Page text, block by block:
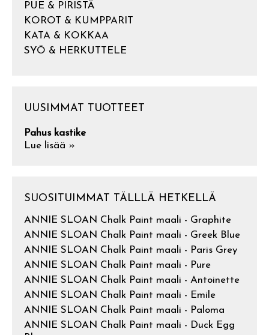
PUE & PIRISTÄ
KOROT & KUMPPARIT
KATA & KOKKAA
SYÖ & HERKUTTELE
UUSIMMAT TUOTTEET
Pahus kastike
Lue lisää »
SUOSITUIMMAT TÄLLLÄ HETKELLÄ
ANNIE SLOAN Chalk Paint maali - Graphite
ANNIE SLOAN Chalk Paint maali - Greek Blue
ANNIE SLOAN Chalk Paint maali - Paris Grey
ANNIE SLOAN Chalk Paint maali - Pure
ANNIE SLOAN Chalk Paint maali - Antoinette
ANNIE SLOAN Chalk Paint maali - Emile
ANNIE SLOAN Chalk Paint maali - Paloma
ANNIE SLOAN Chalk Paint maali - Duck Egg